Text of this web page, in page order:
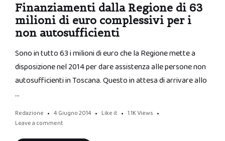
Finanziamenti dalla Regione di 63
milioni di euro complessivi per i
non autosufficienti
Sono in tutto 63 i milioni di euro che la Regione mette a
disposizione nel 2014 per dare assistenza alle persone non
autosufficienti in Toscana. Questo in attesa di arrivare allo
…
Redazione 4 Giugno 2014 Like it 1.1K Views
Leave a comment